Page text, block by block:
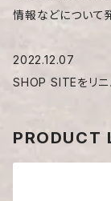
情報などについて
2022.12.07
SHOP SITEをリニ
PRODUCT